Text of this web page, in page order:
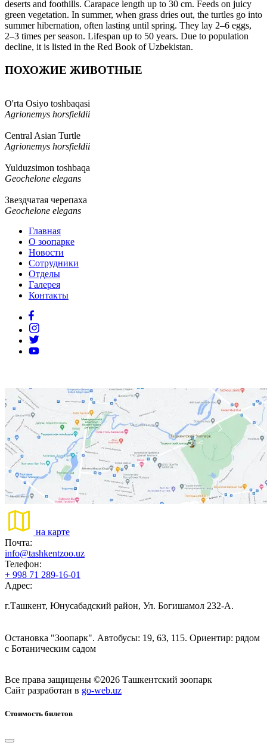
deserts and foothills. Carapace length up to 30 cm. Feeds on juicy
green vegetation. In summer, when grass dries out, the turtles go into
summer hibernation, often lasting until spring. They lay 2–6 eggs,
2–3 times per season. Lifespan up to 50 years. Due to population
decline, it is listed in the Red Book of Uzbekistan.
ПОХОЖИЕ ЖИВОТНЫЕ
O'rta Osiyo toshbaqasi
Agrionemys horsfieldii
Central Asian Turtle
Agrionemys horsfieldii
Yulduzsimon toshbaqa
Geochelone elegans
Звездчатая черепаха
Geochelone elegans
Главная
О зоопарке
Новости
Сотрудники
Отделы
Галерея
Контакты
на карте
Почта:
info@tashkentzoo.uz
Телефон:
+ 998 71 289-16-01
Адрес:
г.Ташкент, Юнусабадский район, Ул. Богишамол 232-А.
Остановка "Зоопарк". Автобусы: 19, 63, 115. Ориентир: рядом
с Ботаническим садом
Все права защищены ©2026 Ташкентский зоопарк
Сайт разработан в go-web.uz
Стоимость билетов